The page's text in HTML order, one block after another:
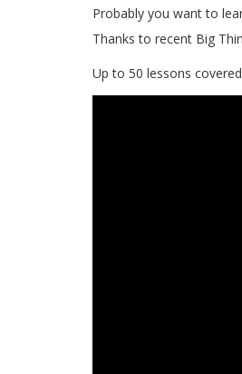
Probably you want to
Thanks to recent Big
Up to 50 lessons